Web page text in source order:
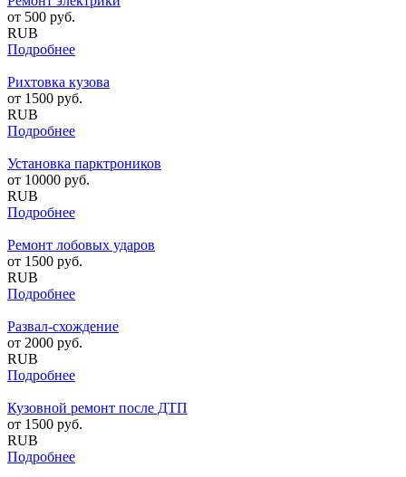
от 500 руб.
RUB
Подробнее
Рихтовка кузова
от 1500 руб.
RUB
Подробнее
Установка парктроников
от 10000 руб.
RUB
Подробнее
Ремонт лобовых ударов
от 1500 руб.
RUB
Подробнее
Развал-схождение
от 2000 руб.
RUB
Подробнее
Кузовной ремонт после ДТП
от 1500 руб.
RUB
Подробнее